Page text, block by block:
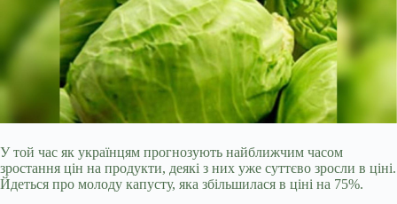
У той час як українцям прогнозують найближчим часом
зростання цін на продукти, деякі з них уже суттєво зросли в ціні.
Йдеться про молоду капусту, яка збільшилася в ціні на 75%.